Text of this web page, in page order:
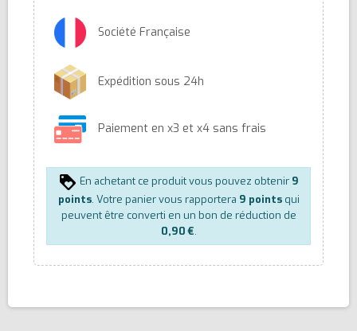
Société Française
Expédition sous 24h
Paiement en x3 et x4 sans frais
En achetant ce produit vous pouvez obtenir 9
points. Votre panier vous rapportera 9 pointsqui
peuvent être converti en un bon de réduction de
0,90 €.